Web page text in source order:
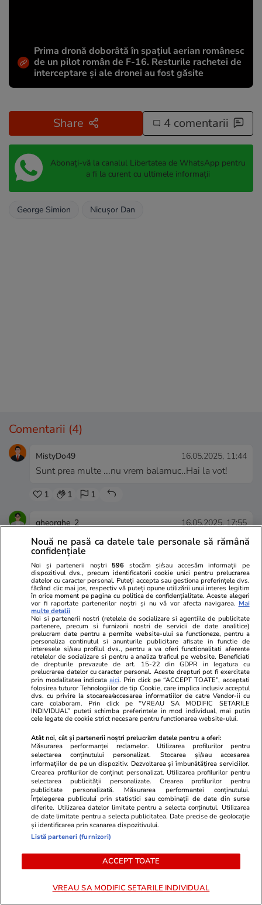
Prima dronă doborâtă în spațiul aerian românesc
de un pilot român de F-16. Resturile rachetei de
interceptare și ale dronei au fost găsite
Share 4 comentarii
Abonați-vă la canalul Libertatea de WhatsApp pentru
a fi la curent cu ultimele informații
George Simion Nicușor Dan
Comentarii (4)
MistyDo49 16.05.2025, 11:44
Sunt prea multe ...nu vrem balamuc..Hai la vot!
1 1 1
gheorghe_2 16.05.2025, 17:55
Văd că oamenii din USR chiar iau în serios
programul de convingere clocit de Voiculescu, deși
li s-a explicat, în paginile aceluiași ziar, că este o
tâmpenie. Aș vrea să văd și eu cum explică autorul
articolului de mai sus votanților lui Simion din
Zimnicea că n-o să-și mai poată face concediile în
Grecia și iese întreg din orășelul ăla. Sau foștilor
mineri, că n-o să-și mai poată lua țoale de pe
About You. Toate așa-zisele argumente de mai sus
nu arată decât că așa-zisa noastră elită intelectuală,
politică, economică etc. este complet ruptă de
realitate, nu mai are nici o legătură cu felul în care
trăiește o foarte mare parte a populației țării și nici
nu vrea să știe nimic de ei și de soarta lor, vrea doar
ca respectivii să voteze cum trebuie, să nu le strice
durea, dragilor, dar nu așa de tare ca pe voi. Iar
oamenii ăștia sunt de mult obișnuiți să-i doară și
nu vor altceva decât să dea foc șandramalei, că nu e
bună de nimic.
2 2 0
Vasil25
2 3 0
Nouă ne pasă ca datele tale personale să rămână
confidențiale
Noi și partenerii noștri 596 stocăm și/sau accesăm informații pe
dispozitivul dvs., precum identificatorii cookie unici pentru prelucrarea
datelor cu caracter personal. Puteți accepta sau gestiona preferințele dvs.
făcând clic mai jos, respectiv vă puteți opune utilizării unui interes legitim
în orice moment pe pagina cu politica de confidențialitate. Aceste alegeri
vor fi raportate partenerilor noștri și nu vă vor afecta navigarea. Mai
multe detalii
Noi si partenerii nostri (retelele de socializare si agentiile de publicitate
partenere, precum si furnizorii nostri de servicii de date analitice)
prelucram date pentru a permite website-ului sa functioneze, pentru a
personaliza continutul si anunturile publicitare afisate in functie de
interesele si/sau profilul dvs., pentru a va oferi functionalitati aferente
retelelor de socializare si pentru a analiza traficul pe website. Beneficiati
de drepturile prevazute de art. 15-22 din GDPR in legatura cu
prelucrarea datelor cu caracter personal. Aceste drepturi pot fi exercitate
prin modalitatea indicataaici. Prin click pe “ACCEPT TOATE”, acceptati
folosirea tuturor Tehnologiilor de tip Cookie, care implica inclusiv acceptul
dvs. cu privire la stocarea/accesarea informatiilor de catre Vendor-ii cu
care colaboram. Prin click pe “VREAU SA MODIFIC SETARILE
INDIVIDUAL” puteti schimba preferintele in mod individual, mai putin
cele legate de cookie strict necesare pentru functionarea website-ului.
Atât noi, cât și partenerii noștri prelucrăm datele pentru a oferi:
Măsurarea performanței reclamelor. Utilizarea profilurilor pentru
selectarea conținutului personalizat. Stocarea și/sau accesarea
informațiilor de pe un dispozitiv. Dezvoltarea și îmbunătățirea serviciilor.
Crearea profilurilor de conținut personalizat. Utilizarea profilurilor pentru
selectarea publicității personalizate. Crearea profilurilor pentru
publicitate personalizată. Măsurarea performanței conținutului.
Înțelegerea publicului prin statistici sau combinații de date din surse
diferite. Utilizarea datelor limitate pentru a selecta conținutul. Utilizarea
de date limitate pentru a selecta publicitatea. Date precise de geolocație
și identificarea prin scanarea dispozitivului.
Listă parteneri (furnizori)
ACCEPT TOATE
VREAU SA MODIFIC SETARILE INDIVIDUAL